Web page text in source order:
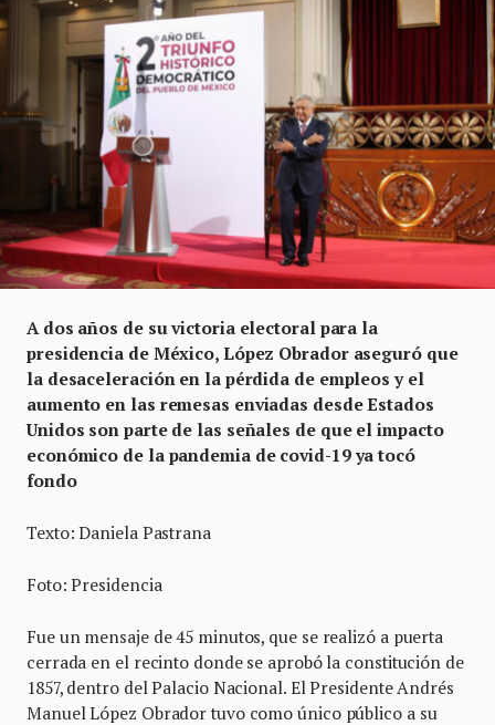
A dos años de su victoria electoral para la
presidencia de México, López Obrador aseguró que
la desaceleración en la pérdida de empleos y el
aumento en las remesas enviadas desde Estados
Unidos son parte de las señales de que el impacto
económico de la pandemia de covid-19 ya tocó
fondo
Texto: Daniela Pastrana
Foto: Presidencia
Fue un mensaje de 45 minutos, que se realizó a puerta
cerrada en el recinto donde se aprobó la constitución de
1857, dentro del Palacio Nacional. El Presidente Andrés
Manuel López Obrador tuvo como único público a su